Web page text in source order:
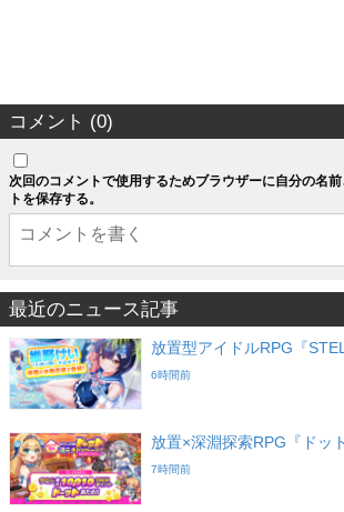
コメント (0)
次回のコメントで使用するためブラウザーに自分の名
トを保存する。
最近のニュース記事
放置型アイドルRPG『
6時間前
放置×深淵探索RPG『ドッ
7時間前